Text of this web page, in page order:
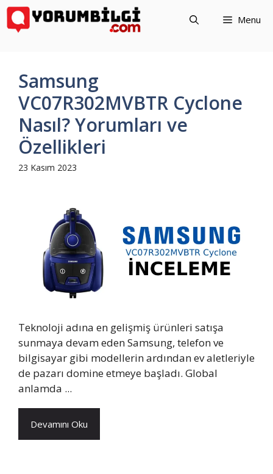
İçeriğe
atla
Menu
Samsung
VC07R302MVBTR Cyclone
Nasıl? Yorumları ve
Özellikleri
23 Kasım 2023
Teknoloji adına en gelişmiş ürünleri satışa
sunmaya devam eden Samsung, telefon ve
bilgisayar gibi modellerin ardından ev aletleriyle
de pazarı domine etmeye başladı. Global
anlamda ...
Devamını Oku